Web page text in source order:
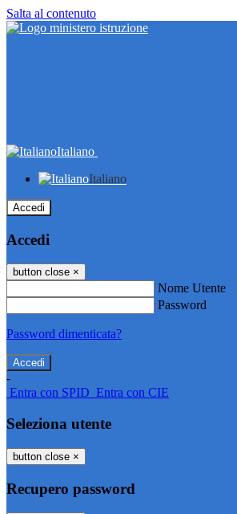
Salta al contenuto
Italiano
Italiano
Accedi
Accedi
button close ×
Nome Utente
Password
Password dimenticata?
-
Entra con SPID Entra con CIE
Seleziona utente
button close ×
Recupero password